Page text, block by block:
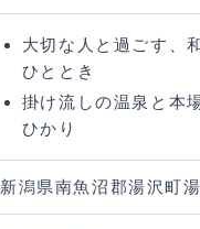
大切な人と過ごす、
ひととき
掛け流しの温泉と本
ひかり
新潟県南魚沼郡湯沢町